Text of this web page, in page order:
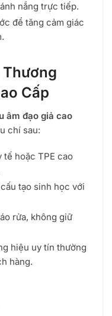
nắng trực tiếp.
để tăng cảm giác
Thương
Cấp
âm đạo giả cao
chí sau:
tế hoặc TPE cao
tạo sinh học với
rửa, không giữ
hiệu uy tín thường
hàng.